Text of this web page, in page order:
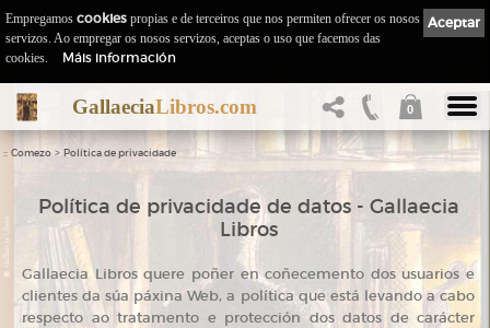
GallaeciaLibros.com 0
:: Comezo > Política de privacidade
Política de privacidade de datos - Gallaecia
Libros
Gallaecia Libros quere poñer en coñecemento dos usuarios e
clientes da súa páxina Web, a política que está levando a cabo
respecto ao tratamento e protección dos datos de carácter
Aceptar
Empregamos cookies propias e de terceiros que nos permiten ofrecer os nosos
servizos. Ao empregar os nosos servizos, aceptas o uso que facemos das
cookies.
Máis información